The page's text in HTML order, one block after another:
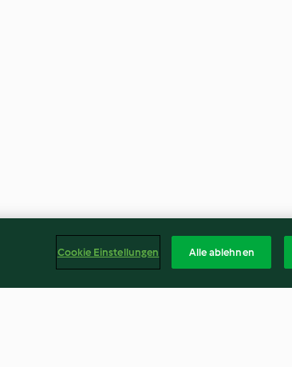
Cookie Einstellungen Alle ablehnen